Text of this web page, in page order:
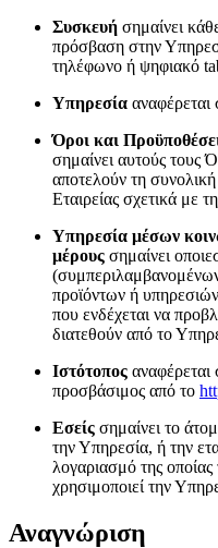
Συσκευή σημαίνει
πρόσβαση στην
τηλέφωνο ή ψηφιακό
Υπηρεσία αναφέρεται
Όροι και
σημαίνει αυτούς τους
αποτελούν τη
Εταιρείας σχετικά με
Υπηρεσία μέσων
μέρους σημαίνει
προϊόντων ή
που ενδέχεται να
διατεθούν από το
Ιστότοπος αναφέρεται
προσβάσιμος από το
Εσείς σημαίνει το
την Υπηρεσία, ή την
λογαριασμό της
χρησιμοποιεί την
Αναγνώριση